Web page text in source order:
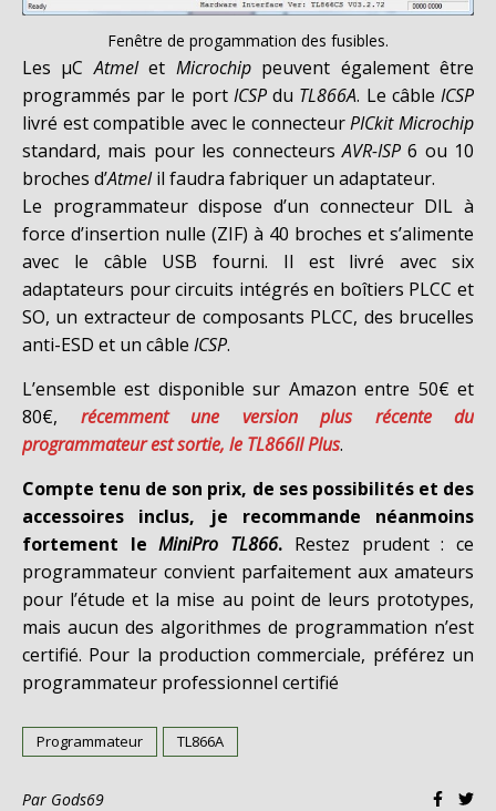
Fenêtre de progammation des fusibles.
Les µCAtmelet Microchippeuvent également être
programmés par le port ICSPdu TL866A. Le câbleICSP
livré est compatible avec le connecteurPICkit Microchip
standard, mais pour les connecteursAVR-ISP6 ou 10
broches d’Atmelil faudra fabriquer un adaptateur.
Le programmateur dispose d’un connecteur DIL à
force d’insertion nulle (ZIF) à 40 broches et s’alimente
avec le câble USB fourni. Il est livré avec six
adaptateurs pour circuits intégrés en boîtiers PLCC et
SO, un extracteur de composants PLCC, des brucelles
anti-ESD et un câble ICSP.
L’ensemble est disponible sur Amazon entre 50€ et
80€, récemment une version plus récente du
programmateur est sortie, le TL866II Plus.
Compte tenu de son prix, de ses possibilités et des
accessoires inclus, je recommande néanmoins
fortement leMiniPro TL866. Restez prudent : ce
programmateur convient parfaitement aux amateurs
pour l’étude et la mise au point de leurs prototypes,
mais aucun des algorithmes de programmation n’est
certifié. Pour la production commerciale, préférez un
programmateur professionnel certifié
Programmateur TL866A
Par Gods69